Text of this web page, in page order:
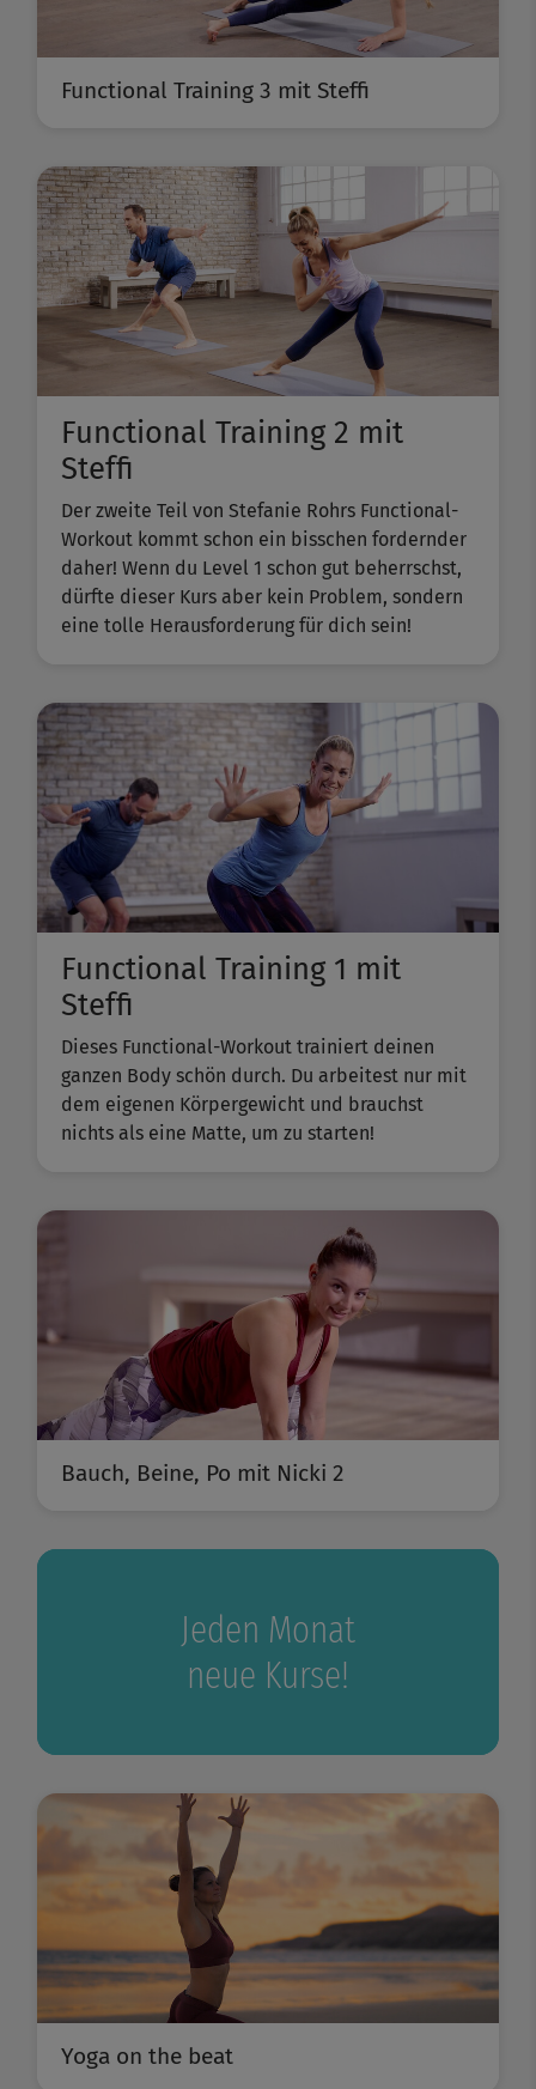
Functional Training 3 mit Steffi
Functional Training 2 mit
Steffi
Der zweite Teil von Stefanie Rohrs Functional-
Workout kommt schon ein bisschen fordernder
daher! Wenn du Level 1 schon gut beherrschst,
dürfte dieser Kurs aber kein Problem, sondern
eine tolle Herausforderung für dich sein!
Functional Training 1 mit
Steffi
Dieses Functional-Workout trainiert deinen
ganzen Body schön durch. Du arbeitest nur mit
dem eigenen Körpergewicht und brauchst
nichts als eine Matte, um zu starten!
Bauch, Beine, Po mit Nicki 2
Jeden Monat
neue Kurse!
Yoga on the beat